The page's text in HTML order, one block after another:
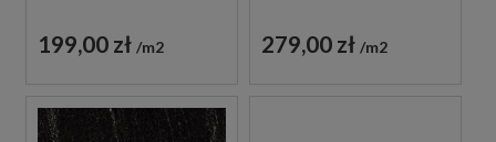
199,00 zł m2 279,00 zł m2